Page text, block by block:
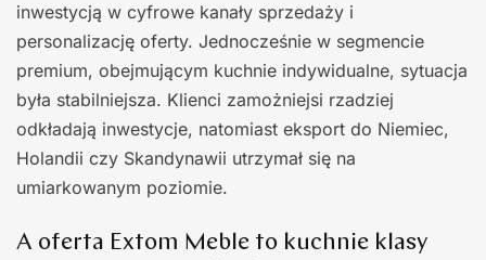
inwestycją w cyfrowe kanały sprzedaży i
personalizację oferty. Jednocześnie w segmencie
premium, obejmującym kuchnie indywidualne, sytuacja
była stabilniejsza. Klienci zamożniejsi rzadziej
odkładają inwestycje, natomiast eksport do Niemiec,
Holandii czy Skandynawii utrzymał się na
umiarkowanym poziomie.
A oferta Extom Meble to kuchnie klasy